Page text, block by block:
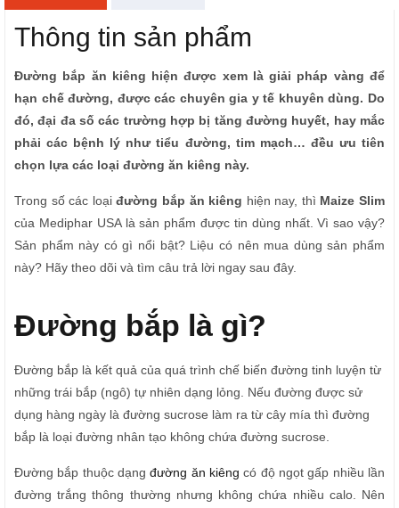
Thông tin sản phẩm
Đường bắp ăn kiêng hiện được xem là giải pháp vàng để
hạn chế đường, được các chuyên gia y tế khuyên dùng. Do
đó, đại đa số các trường hợp bị tăng đường huyết, hay mắc
phải các bệnh lý như tiểu đường, tim mạch… đều ưu tiên
chọn lựa các loại đường ăn kiêng này.
Trong số các loạiđường bắp ăn kiêng hiện nay, thì Maize Slim
của Mediphar USA là sản phẩm được tin dùng nhất. Vì sao vậy?
Sản phẩm này có gì nổi bật? Liệu có nên mua dùng sản phẩm
này? Hãy theo dõi và tìm câu trả lời ngay sau đây.
Đường bắp là gì?
Đường bắp là kết quả của quá trình chế biến đường tinh luyện từ
những trái bắp (ngô) tự nhiên dạng lỏng. Nếu đường được sử
dụng hàng ngày là đường sucrose làm ra từ cây mía thì đường
bắp là loại đường nhân tạo không chứa đường sucrose.
Đường bắp thuộc dạngđường ăn kiêng có độ ngọt gấp nhiều lần
đường trắng thông thường nhưng không chứa nhiều calo. Nên